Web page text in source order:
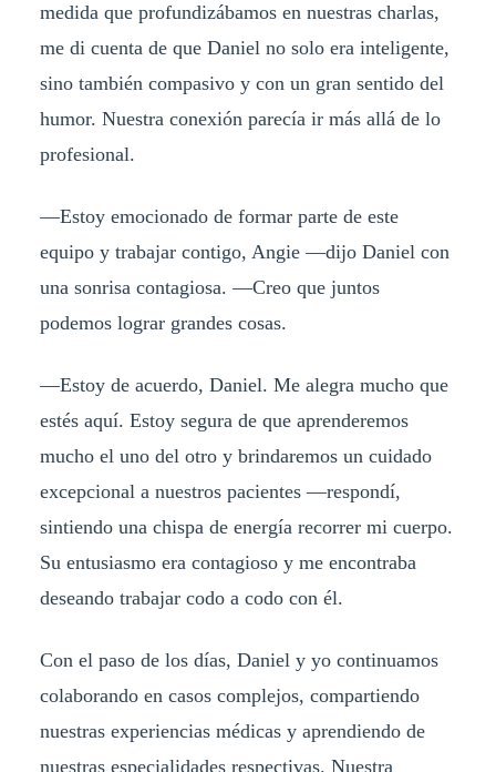
medida que profundizábamos en nuestras charlas,
me di cuenta de que Daniel no solo era inteligente,
sino también compasivo y con un gran sentido del
humor. Nuestra conexión parecía ir más allá de lo
profesional.
—Estoy emocionado de formar parte de este
equipo y trabajar contigo, Angie —dijo Daniel con
una sonrisa contagiosa. —Creo que juntos
podemos lograr grandes cosas.
—Estoy de acuerdo, Daniel. Me alegra mucho que
estés aquí. Estoy segura de que aprenderemos
mucho el uno del otro y brindaremos un cuidado
excepcional a nuestros pacientes —respondí,
sintiendo una chispa de energía recorrer mi cuerpo.
Su entusiasmo era contagioso y me encontraba
deseando trabajar codo a codo con él.
Con el paso de los días, Daniel y yo continuamos
colaborando en casos complejos, compartiendo
nuestras experiencias médicas y aprendiendo de
nuestras especialidades respectivas. Nuestra